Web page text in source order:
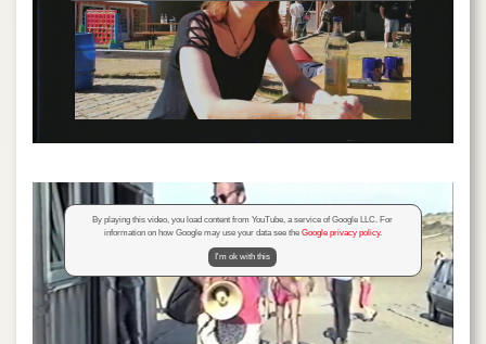
By playing this video, you load content from YouTube, a service of Google LLC. For
information on how Google may use your data see the Google privacy policy.
I'm ok with this